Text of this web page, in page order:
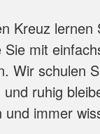
Kreuz
mit
Wir schulen
ruhig
immer